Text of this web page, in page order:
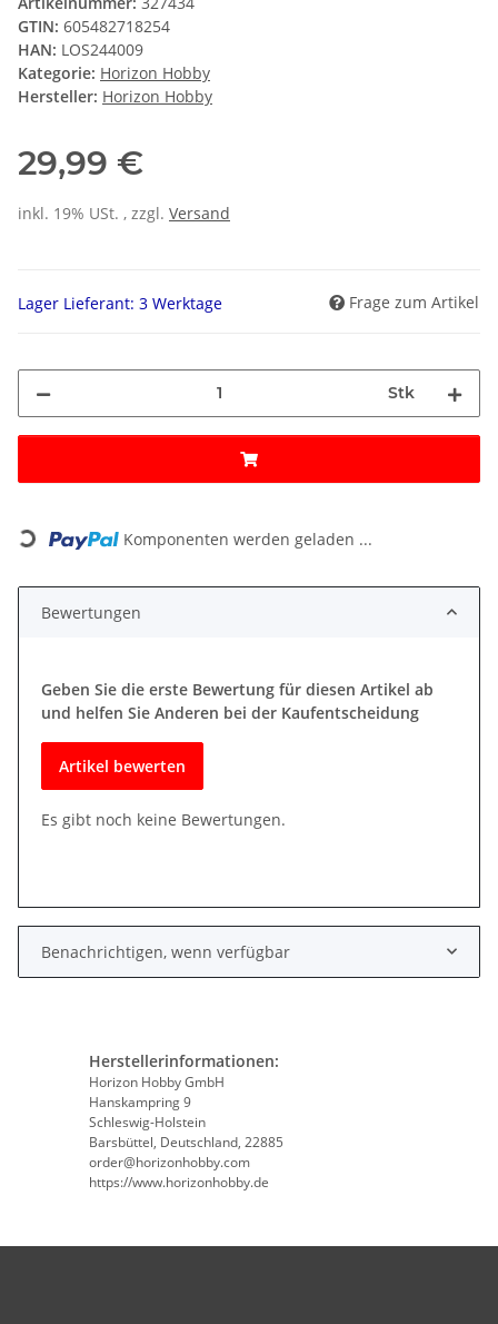
GTIN: 605482718254
HAN: LOS244009
Kategorie: Horizon Hobby
Hersteller: Horizon Hobby
29,99 €
inkl. 19% USt. , zzgl. Versand
Lager Lieferant: 3 Werktage Frage zum Artikel
Stk
Loading... Komponenten werden geladen ...
Bewertungen
Geben Sie die erste Bewertung für diesen Artikel ab
und helfen Sie Anderen bei der Kaufentscheidung
Artikel bewerten
Es gibt noch keine Bewertungen.
Benachrichtigen, wenn verfügbar
Herstellerinformationen:
Horizon Hobby GmbH
Hanskampring 9
Schleswig-Holstein
Barsbüttel, Deutschland, 22885
order@horizonhobby.com
https://www.horizonhobby.de